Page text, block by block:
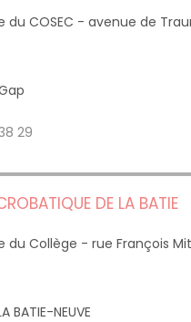
du COSEC - avenue de
29
DE LA BATIE
du Collège - rue François
BATIE-NEUVE